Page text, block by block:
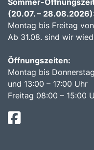
Sommer-
(20.07. –
Montag bis Freitag
Ab 31.08. sind wir
Öffnungszeiten:
Montag bis
und 13:00 – 17:00 Uhr
Freitag 08:00 – 15:00